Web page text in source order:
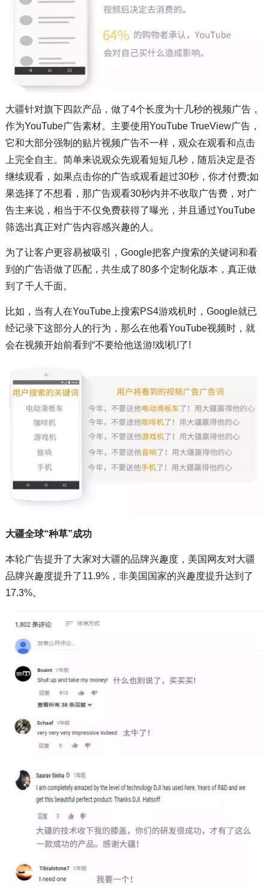
大疆针对旗下四款产品，做了4个长度为十几秒的视频广告，
作为YouTube广告素材。主要使用YouTube TrueView广告，
它和大部分强制的贴片视频广告不一样，观众在观看和点击
上完全自主。简单来说观众先观看短短几秒，随后决定是否
继续观看，如果点击你的广告或观看超过30秒，你才付费;如
果选择了不想看，那广告观看30秒内并不收取广告费，对广
告主来说，相当于不仅免费获得了曝光，并且通过YouTube
筛选出真正对广告内容感兴趣的人。
为了让客户更容易被吸引，Google把客户搜索的关键词和看
到的广告语做了匹配，共生成了80多个定制化版本，真正做
到了千人千面。
比如，当有人在YouTube上搜索PS4游戏机时，Google就已
经记录下这部分人的行为，那么在他看YouTube视频时，就
会在视频开始前看到“不要给他送游!戏!机!了!
大疆全球“种草”成功
本轮广告提升了大家对大疆的品牌兴趣度，美国网友对大疆
品牌兴趣度提升了11.9%，非美国国家的兴趣度提升达到了
17.3%。